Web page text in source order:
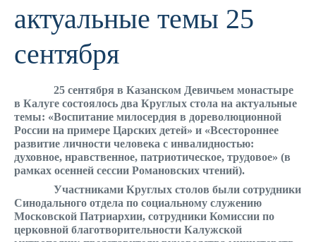
актуальные темы 25
сентября
25 сентября в Казанском Девичьем монастыре
в Калуге состоялось два Круглых стола на актуальные
темы: «Воспитание милосердия в дореволюционной
России на примере Царских детей» и «Всестороннее
развитие личности человека с инвалидностью:
духовное, нравственное, патриотическое, трудовое» (в
рамках осенней сессии Романовских чтений).
Участниками Круглых столов были сотрудники
Синодального отдела по социальному служению
Московской Патриархии, сотрудники Комиссии по
церковной благотворительности Калужской